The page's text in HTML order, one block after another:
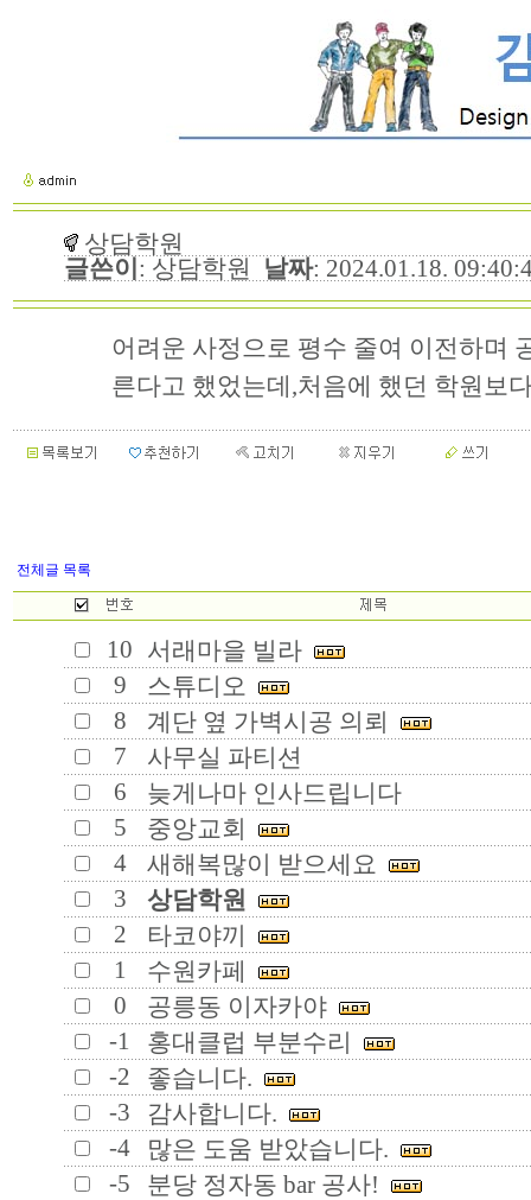
상담학원
글쓴이 : 상담학원 날짜: 2024.01.18.
어려운 사정으로 평수 줄여 이전하며
른다고 했었는데,처음에 했던 학원보
전체글 목록
10 서래마을 빌라
9
스튜디오
8
계단 옆 가벽시공 의뢰
7
사무실 파티션
6
늦게나마 인사드립니다
5
중앙교회
4
새해복많이 받으세요
3
상담학원
2
타코야끼
1
수원카페
0
공릉동 이자카야
-1
홍대클럽 부분수리
-2
좋습니다.
-3
감사합니다.
-4
많은 도움 받았습니다.
-5
분당 정자동 bar 공사!